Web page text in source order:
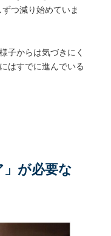
つ減り始めていま
子からは気づきにく
はすでに進んでいる
が必要な